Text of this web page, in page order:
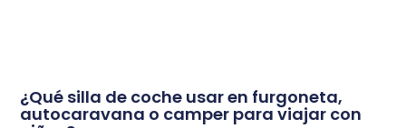
¿Qué silla de coche usar en furgoneta,
autocaravana o camper para viajar con